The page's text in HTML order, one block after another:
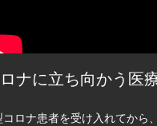
ナに立ち向かう医
コロナ患者を受け入れてか